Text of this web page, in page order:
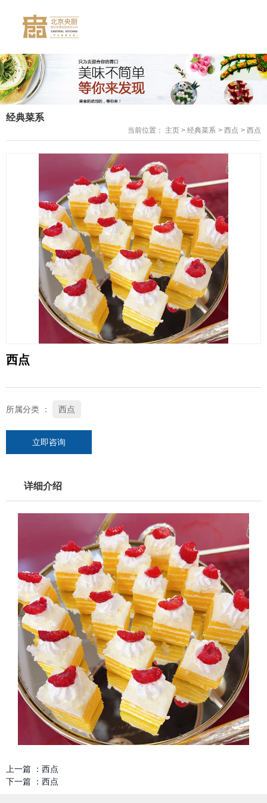
经典菜系
当前位置： 主页 > 经典菜系 > 西点 > 西点
西点
所属分类 ： 西点
立即咨询
详细介绍
上一篇 ： 西点
下一篇 ： 西点